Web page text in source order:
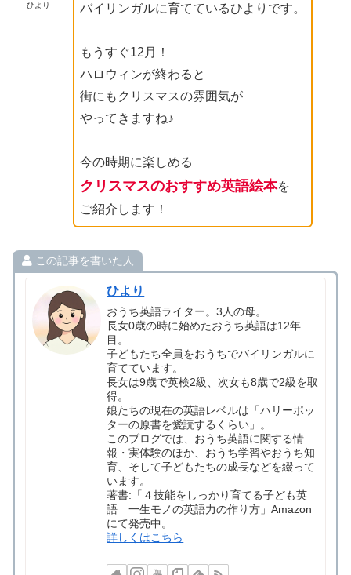
ひより
バイリンガルに育てているひよりです。
もうすぐ12月！
ハロウィンが終わると
街にもクリスマスの雰囲気が
やってきますね♪
今の時期に楽しめる
クリスマスのおすすめ英語絵本を
ご紹介します！
この記事を書いた人
ひより
おうち英語ライター。3人の母。
長女0歳の時に始めたおうち英語は12年
目。
子どもたち全員をおうちでバイリンガルに
育てています。
長女は9歳で英検2級、次女も8歳で2級を取
得。
娘たちの現在の英語レベルは「ハリーポッ
ターの原書を愛読するくらい」。
このブログでは、おうち英語に関する情
報・実体験のほか、おうち学習やおうち知
育、そして子どもたちの成長などを綴って
います。
著書:「４技能をしっかり育てる子ども英
語 一生モノの英語力の作り方」Amazon
にて発売中。
詳しくはこちら